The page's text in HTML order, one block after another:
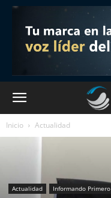
Inicio Actualidad
Actualidad Informando Primero